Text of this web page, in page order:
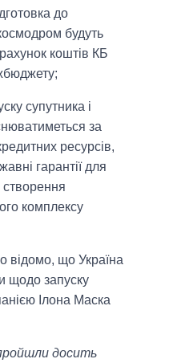
до
будуть
коштів КБ
супутника і
за
ресурсів,
гарантії для
створення
комплексу
відомо, що Україна
щодо запуску
Ілона Маска
досить